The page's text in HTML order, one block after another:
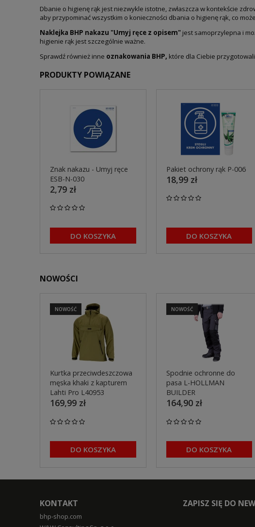
Dbanie o higienę rąk jest niezwykle istotne, zwłaszcza w kontekście
aby przypominać wszystkim o konieczności dbania o higienę rąk, co
Naklejka BHP nakazu "Umyj ręce z opisem" jest samoprzylepna i
higienie rąk jest szczególnie ważne.
Sprawdź również inne oznakowania BHP, które dla Ciebie
PRODUKTY POWIĄZANE
Znak nakazu - Umyj ręce
ESB-N-030
2,79 zł
DO KOSZYKA
Pakiet ochrony rąk P-006
18,99 zł
DO KOSZYKA
NOWOŚCI
Kurtka przeciwdeszczowa
męska khaki z kapturem
Lahti Pro L40953
169,99 zł
DO KOSZYKA
NOWOŚĆ
Spodnie ochronne do
pasa L-HOLLMAN
BUILDER
164,90 zł
DO KOSZYKA
NOWOŚĆ
KONTAKT
bhp-shop.com
ZAPISZ SIĘ DO